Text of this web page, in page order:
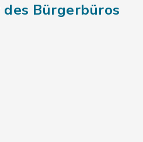
Bürgerbüros